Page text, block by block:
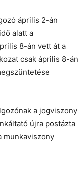
április 2-án
alatt a
8-án vett át a
csak április 8-án
a jogviszony
újra postázta
munkaviszony